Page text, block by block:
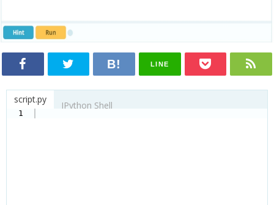
LINE
script.py
IPython Shell
1